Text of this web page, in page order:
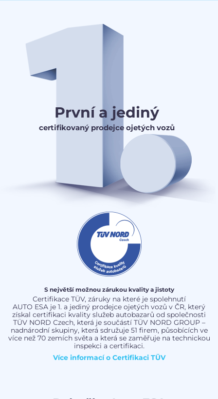
První a jediný
certifikovaný prodejce ojetých vozů
S největší možnou zárukou kvality a jistoty
Certifikace TÜV, záruky na které je spolehnutí
AUTO ESA je 1. a jediný prodejce ojetých vozů v ČR, který
získal certifikaci kvality služeb autobazarů od společnosti
TÜV NORD Czech, která je součástí TÜV NORD GROUP –
nadnárodní skupiny, která sdružuje 51 firem, působících ve
více než 70 zemích světa a která se zaměřuje na technickou
inspekci a certifikaci.
Více informací o Certifikaci TÜV